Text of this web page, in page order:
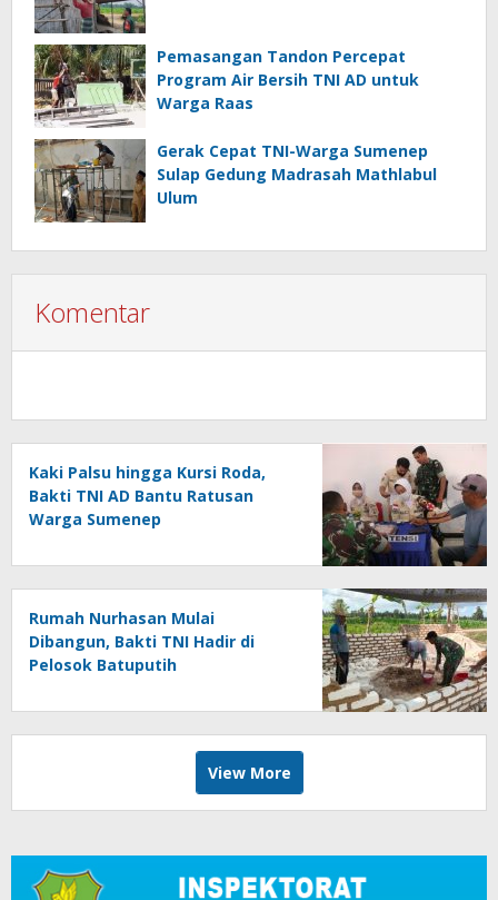
Pemasangan Tandon Percepat
Program Air Bersih TNI AD untuk
Warga Raas
Gerak Cepat TNI-Warga Sumenep
Sulap Gedung Madrasah Mathlabul
Ulum
Komentar
Kaki Palsu hingga Kursi Roda,
Bakti TNI AD Bantu Ratusan
Warga Sumenep
Rumah Nurhasan Mulai
Dibangun, Bakti TNI Hadir di
Pelosok Batuputih
View More